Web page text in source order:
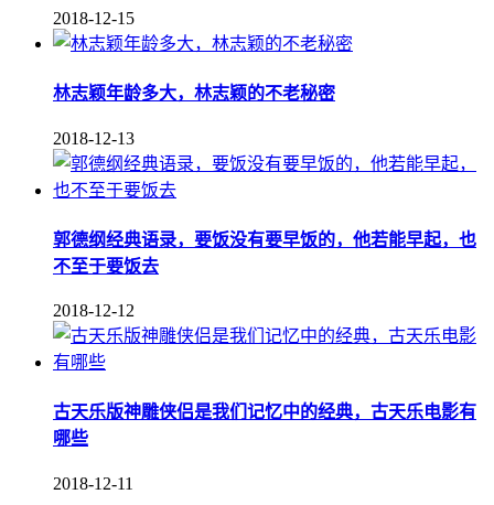
2018-12-15
林志颖年龄多大，林志颖的不老秘密
2018-12-13
郭德纲经典语录，要饭没有要早饭的，他若能早起，也
不至于要饭去
2018-12-12
古天乐版神雕侠侣是我们记忆中的经典，古天乐电影有
哪些
2018-12-11